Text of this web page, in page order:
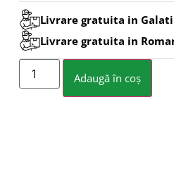
Livrare gratuita in
Livrare gratuita in
Adaugă în coș